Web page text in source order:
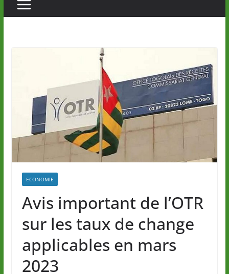
ECONOMIE
Avis important de l’OTR
sur les taux de change
applicables en mars
2023